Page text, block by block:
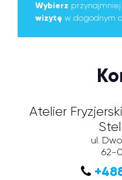
Wybierz
wizytę w dogodnym
Atelier
ul.
62-